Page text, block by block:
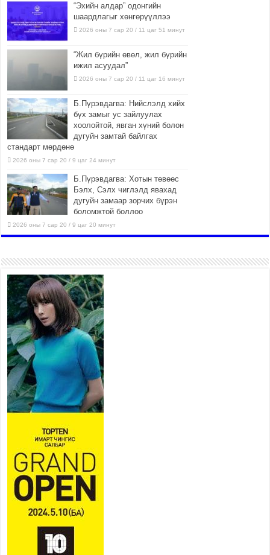
“Эхийн алдар” одонгийн
шаардлагыг хөнгөрүүллээ
2026 оны 7 сар 20 / 11 цаг 51 минут
“Жил бүрийн өвөл, жил бүрийн
ижил асуудал”
2026 оны 7 сар 20 / 11 цаг 16 минут
Б.Пүрэвдагва: Нийслэлд хийх
бүх замыг ус зайлуулах
хоолойтой, явган хүний болон
дугуйн замтай байлгах
стандарт мөрдөнө
2026 оны 7 сар 20 / 9 цаг 24 минут
Б.Пүрэвдагва: Хотын төвөөс
Бэлх, Сэлх чиглэлд явахад
дугуйн замаар зорчих бүрэн
боломжтой боллоо
2026 оны 7 сар 20 / 9 цаг 20 минут
шугам хоолойн ажил 80
хувьтай үргэлжилж байна
2026 оны 7 сар 20 / 9 цаг 14 минут
Усархаг аадар бороо орж
байгаа тул аюулгүй байдлаа
хангаж, үер усны аюулаас
сэрэмжлэхийг нийслэлийн
Онцгой байдлын газраас анхааруулж байна
2026 оны 7 сар 20 / 9 цаг 09 минут
311 алба хаагч, 119 техник
хэрэгсэлтэй ажиллаж үер
усны аюул, болзошгүй
эрсдэлээс сэргийлж байна
2026 оны 7 сар 20 / 9 цаг 05 минут
Аяллаа зөв төлөвлөхийг
иргэдэд зөвлөж байна
2026 оны 7 сар 16 / 11 цаг 50 минут
Үер усны болзошгүй аюулаас
сэргийлж, холбогдох
байгууллагууд өндөржүүлсэн
бэлэн байдалд ажиллаж байна
2026 оны 7 сар 15 / 13 цаг 06 минут